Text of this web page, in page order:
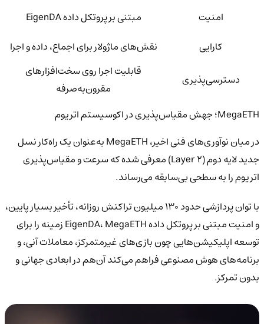
امنیت
مبتنی بر پروتکل داده EigenDA
کارایی
نقش‌های ماژولار برای اجماع، داده و اجرا
دسترسی‌پذیری
قابلیت اجرا روی سخت‌افزارهای
مقرون‌به‌صرفه
MegaETH؛ جهش مقیاس‌پذیری در اکوسیستم اتریوم
در میان نوآوری‌های فنی اخیر، MegaETH به‌عنوان یک راه‌کار نسل
جدید لایه دوم (Layer 2) معرفی شده که سرعت و مقیاس‌پذیری
اتریوم را به سطحی بی‌سابقه می‌رساند.
با توان پردازشی حدود ۱۳۰ میلیون تراکنش روزانه، تأخیر بسیار پایین،
و امنیت مبتنی بر پروتکل داده EigenDA، MegaETH زمینه را برای
توسعه اپلیکیشن‌هایی چون بازی‌های غیرمتمرکز، معاملات آنی، و
برنامه‌های هوش مصنوعی فراهم می‌کند آن‌هم در ابعادی جهانی و
بدون تمرکز.